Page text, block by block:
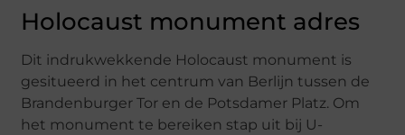
Holocaust monument adres
Dit indrukwekkende Holocaust monument is
gesitueerd in het centrum van Berlijn tussen de
Brandenburger Tor en de Potsdamer Platz. Om
het monument te bereiken stap uit bij U-